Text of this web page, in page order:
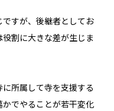
すが、後継者としてお
割に大きな差が生じま
所属して寺を支援する
でやることが若干変化